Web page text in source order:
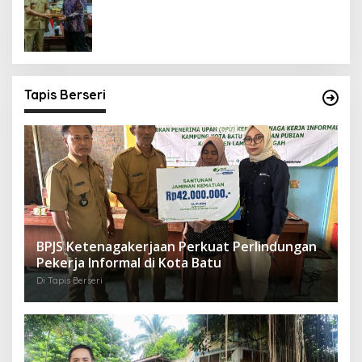
Tapis Berseri
BPJS Ketenagakerjaan Perkuat Perlindungan
Pekerja Informal di Kota Batu
Di Tapis Berseri